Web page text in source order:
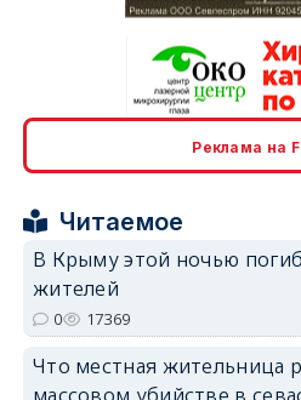
Реклама на
Читаемое
В Крыму этой ночью
жителей
0 17369
Что местная жительница